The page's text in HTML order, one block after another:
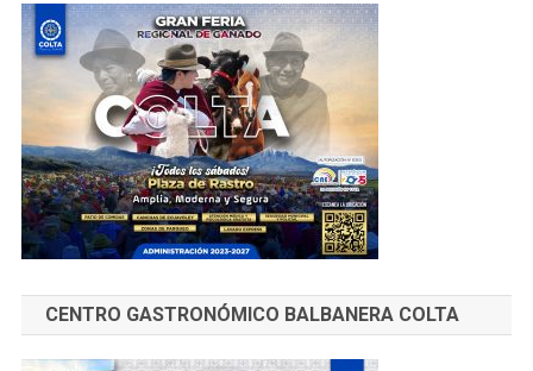
CENTRO GASTRONÓMICO BALBANERA COLTA